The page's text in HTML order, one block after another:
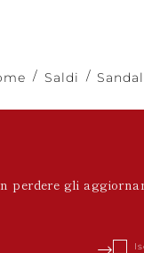
Saldi
perdere gli